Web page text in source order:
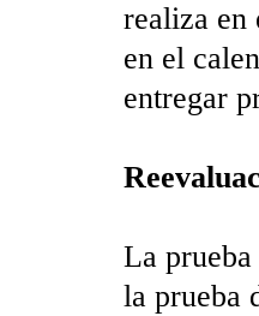
realiza en
en el
entregar
La
la prueba